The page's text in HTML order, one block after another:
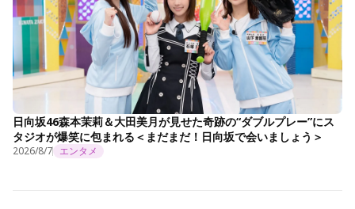
日向坂46森本茉莉＆大田美月が見せた奇跡の“ダブルプレー”にス
タジオが爆笑に包まれる＜まだまだ！日向坂で会いましょう＞
2026/8/7 エンタメ